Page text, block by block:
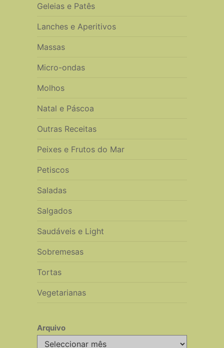
Geleias e Patês
Lanches e Aperitivos
Massas
Micro-ondas
Molhos
Natal e Páscoa
Outras Receitas
Peixes e Frutos do Mar
Petiscos
Saladas
Salgados
Saudáveis e Light
Sobremesas
Tortas
Vegetarianas
Arquivo
Arquivo